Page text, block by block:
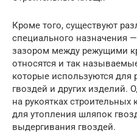
Кроме того, существуют
специального назначения
зазором между режущими
относятся и так
которые используются для
гвоздей и других изделий.
на рукоятках
для утопления шляпок
выдергивания гвоздей.